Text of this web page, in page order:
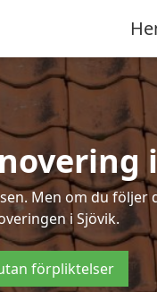
Men om du
i Sjövik.
förpliktelser